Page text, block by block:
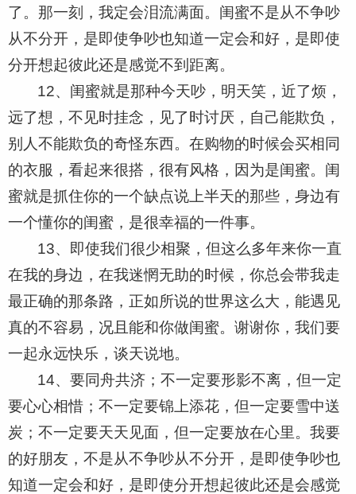
了。那一刻，我定会泪流满面。闺蜜不是从不争吵
从不分开，是即使争吵也知道一定会和好，是即使
分开想起彼此还是感觉不到距离。
12、闺蜜就是那种今天吵，明天笑，近了烦，
远了想，不见时挂念，见了时讨厌，自己能欺负，
别人不能欺负的奇怪东西。在购物的时候会买相同
的衣服，看起来很搭，很有风格，因为是闺蜜。闺
蜜就是抓住你的一个缺点说上半天的那些，身边有
一个懂你的闺蜜，是很幸福的一件事。
13、即使我们很少相聚，但这么多年来你一直
在我的身边，在我迷惘无助的时候，你总会带我走
最正确的那条路，正如所说的世界这么大，能遇见
真的不容易，况且能和你做闺蜜。谢谢你，我们要
一起永远快乐，谈天说地。
14、要同舟共济；不一定要形影不离，但一定
要心心相惜；不一定要锦上添花，但一定要雪中送
炭；不一定要天天见面，但一定要放在心里。我要
的好朋友，不是从不争吵从不分开，是即使争吵也
知道一定会和好，是即使分开想起彼此还是会感觉